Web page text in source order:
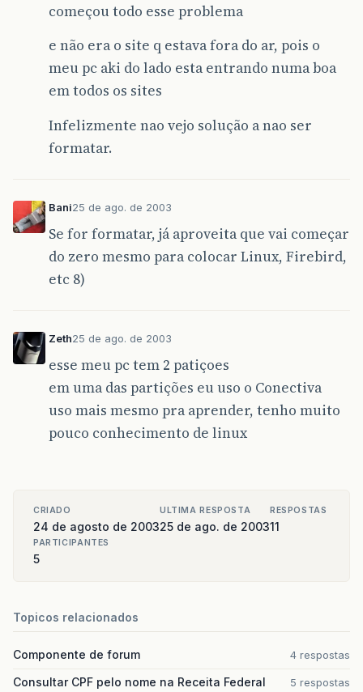
começou todo esse problema
e não era o site q estava fora do ar, pois o
meu pc aki do lado esta entrando numa boa
em todos os sites
Infelizmente nao vejo solução a nao ser
formatar.
Bani25 de ago. de 2003
Se for formatar, já aproveita que vai começar
do zero mesmo para colocar Linux, Firebird,
etc 8)
Zeth25 de ago. de 2003
esse meu pc tem 2 patiçoes
em uma das partições eu uso o Conectiva
uso mais mesmo pra aprender, tenho muito
pouco conhecimento de linux
CRIADO
24 de agosto de 2003
ULTIMA RESPOSTA
25 de ago. de 2003
RESPOSTAS
11
PARTICIPANTES
5
Topicos relacionados
Componente de forum 4 respostas
Consultar CPF pelo nome na Receita Federal 5 respostas